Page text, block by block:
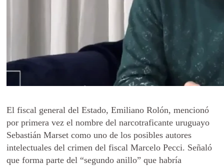
El fiscal general del Estado, Emiliano Rolón, mencionó
por primera vez el nombre del narcotraficante uruguayo
Sebastián Marset como uno de los posibles autores
intelectuales del crimen del fiscal Marcelo Pecci. Señaló
que forma parte del “segundo anillo” que habría